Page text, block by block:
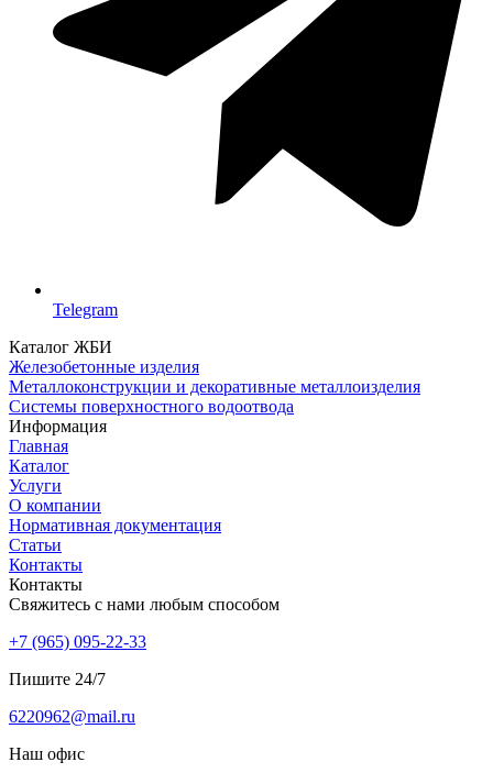
Telegram
Каталог ЖБИ
Железобетонные изделия
Металлоконструкции и декоративные металлоизделия
Системы поверхностного водоотвода
Информация
Главная
Каталог
Услуги
О компании
Нормативная документация
Статьи
Контакты
Контакты
Свяжитесь с нами любым способом
+7 (965) 095-22-33
Пишите 24/7
6220962@mail.ru
Наш офис